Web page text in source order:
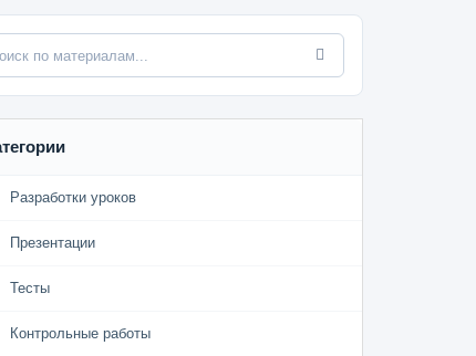
Разработки уроков
Презентации
Тесты
Контрольные работы